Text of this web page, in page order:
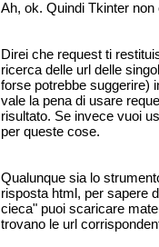
Ah, ok. Quindi Tkinter
Direi che request ti
ricerca delle url delle
forse potrebbe suggerire)
vale la pena di usare
risultato. Se invece vuoi
per queste cose.
Qualunque sia lo
risposta html, per sapere
cieca" puoi scaricare
trovano le url